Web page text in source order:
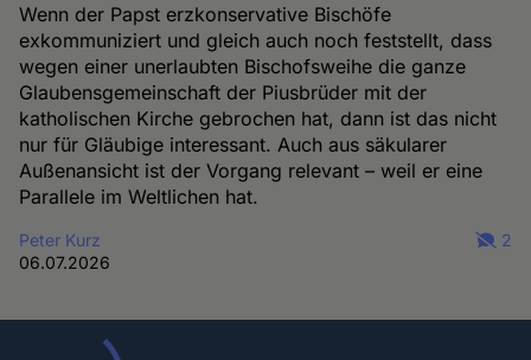
Wenn der Papst erzkonservative Bischöfe
exkommuniziert und gleich auch noch feststellt, dass
wegen einer unerlaubten Bischofsweihe die ganze
Glaubensgemeinschaft der Piusbrüder mit der
katholischen Kirche gebrochen hat, dann ist das nicht
nur für Gläubige interessant. Auch aus säkularer
Außenansicht ist der Vorgang relevant – weil er eine
Parallele im Weltlichen hat.
Peter Kurz
06.07.2026
2